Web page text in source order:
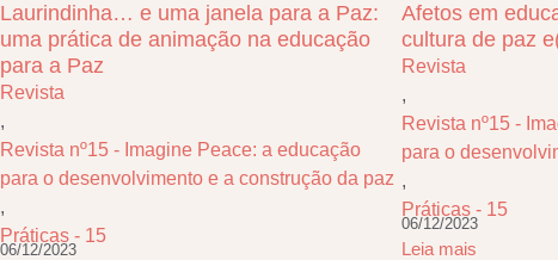
Laurindinha… e uma janela para a Paz:
uma prática de animação na educação
para a Paz
Revista
,
Revista nº15 - Imagine Peace: a educação
para o desenvolvimento e a construção da paz
,
Práticas - 15
06/12/2023
Afetos em
cultura de paz
Revista
,
Revista nº15 -
para o
,
Práticas - 15
06/12/2023
Leia mais